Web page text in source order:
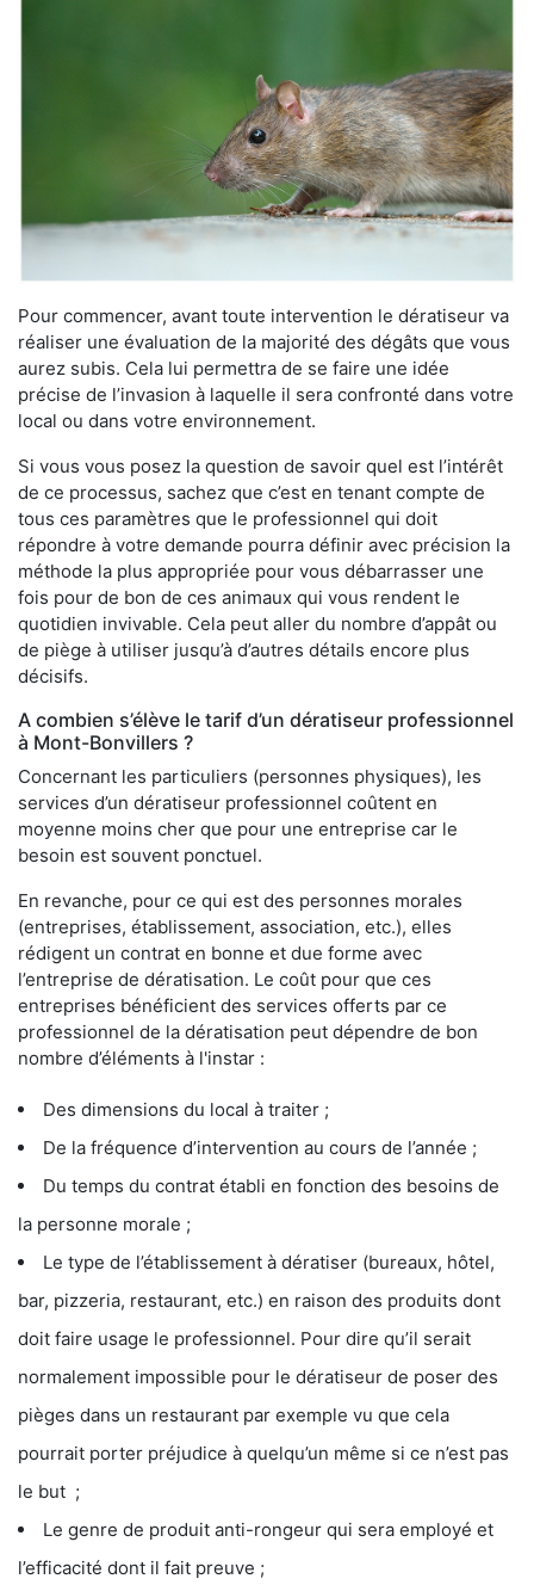
Pour commencer, avant toute intervention le dératiseur va
réaliser une évaluation de la majorité des dégâts que vous
aurez subis. Cela lui permettra de se faire une idée
précise de l’invasion à laquelle il sera confronté dans votre
local ou dans votre environnement.
Si vous vous posez la question de savoir quel est l’intérêt
de ce processus, sachez que c’est en tenant compte de
tous ces paramètres que le professionnel qui doit
répondre à votre demande pourra définir avec précision la
méthode la plus appropriée pour vous débarrasser une
fois pour de bon de ces animaux qui vous rendent le
quotidien invivable. Cela peut aller du nombre d’appât ou
de piège à utiliser jusqu’à d’autres détails encore plus
décisifs.
A combien s’élève le tarif d’un dératiseur professionnel
à Mont-Bonvillers ?
Concernant les particuliers (personnes physiques), les
services d’un dératiseur professionnel coûtent en
moyenne moins cher que pour une entreprise car le
besoin est souvent ponctuel.
En revanche, pour ce qui est des personnes morales
(entreprises, établissement, association, etc.), elles
rédigent un contrat en bonne et due forme avec
l’entreprise de dératisation. Le coût pour que ces
entreprises bénéficient des services offerts par ce
professionnel de la dératisation peut dépendre de bon
nombre d’éléments à l'instar :
Des dimensions du local à traiter ;
De la fréquence d’intervention au cours de l’année ;
Du temps du contrat établi en fonction des besoins de
la personne morale ;
Le type de l’établissement à dératiser (bureaux, hôtel,
bar, pizzeria, restaurant, etc.) en raison des produits dont
doit faire usage le professionnel. Pour dire qu’il serait
normalement impossible pour le dératiseur de poser des
pièges dans un restaurant par exemple vu que cela
pourrait porter préjudice à quelqu’un même si ce n’est pas
le but ;
Le genre de produit anti-rongeur qui sera employé et
l’efficacité dont il fait preuve ;